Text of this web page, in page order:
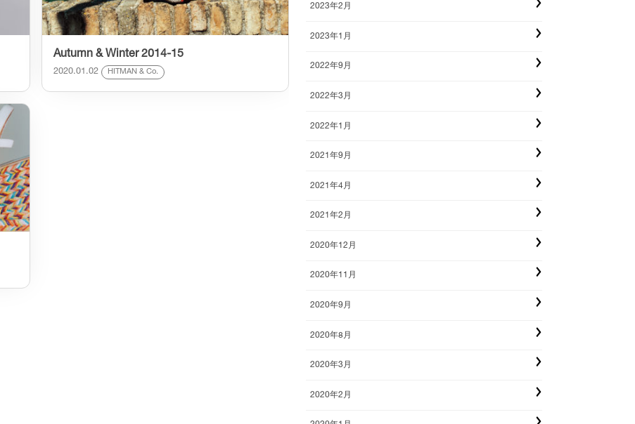
Autumn & Winter 2014-15
2020.01.02 HITMAN & Co.
2023年2月
2023年1月
2022年9月
2022年3月
2022年1月
2021年9月
2021年4月
2021年2月
2020年12月
2020年11月
2020年9月
2020年8月
2020年3月
2020年2月